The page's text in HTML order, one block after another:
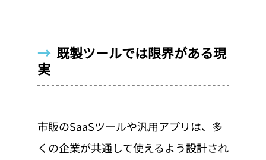
→ 既製ツールでは限界がある現
実
市販のSaaSツールや汎用アプリは、多
くの企業が共通して使えるよう設計され